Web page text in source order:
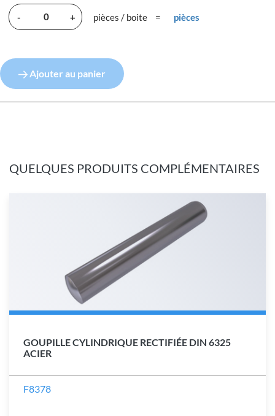
- + pièces / boite = pièces
Ajouter au panier
QUELQUES PRODUITS COMPLÉMENTAIRES
GOUPILLE CYLINDRIQUE RECTIFIÉE DIN 6325
ACIER
F8378